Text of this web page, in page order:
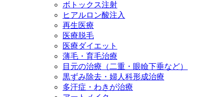
ボトックス注射
ヒアルロン酸注入
再生医療
医療脱毛
医療ダイエット
薄毛・育毛治療
目元の治療（二重・眼瞼下垂など）
黒ずみ除去・婦人科形成治療
多汗症・わきが治療